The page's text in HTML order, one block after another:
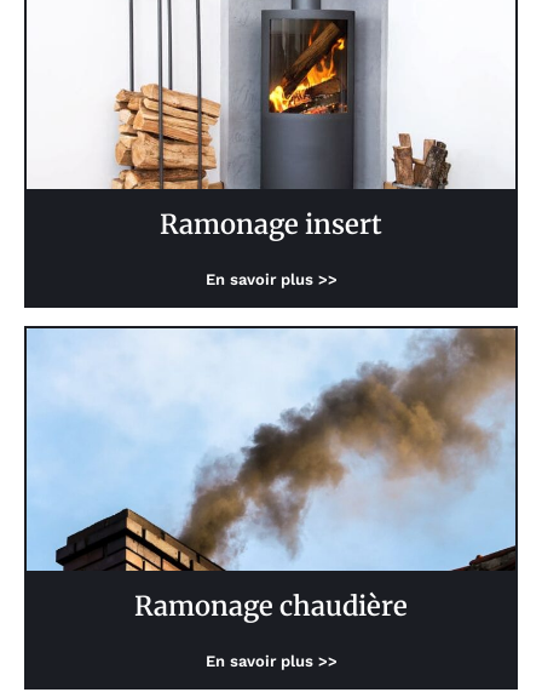
Ramonage insert
En savoir plus >>
Ramonage chaudière
En savoir plus >>